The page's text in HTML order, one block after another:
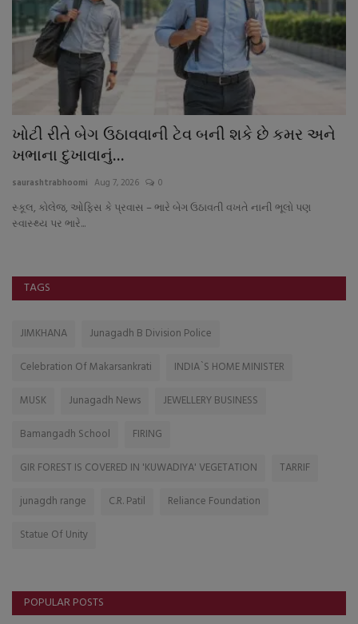
ખોટી રીતે બેગ ઉઠાવવાની ટેવ બની શકે છે કમર અને
ખભાના દુખાવાનું...
saurashtrabhoomi Aug 7, 2026 0
સ્કૂલ, કોલેજ, ઓફિસ કે પ્રવાસ – ભારે બેગ ઉઠાવતી વખતે નાની ભૂલો પણ
સ્વાસ્થ્ય પર ભારે...
TAGS
JIMKHANA
Junagadh B Division Police
Celebration Of Makarsankrati
INDIA`S HOME MINISTER
MUSK
Junagadh News
JEWELLERY BUSINESS
Bamangadh School
FIRING
GIR FOREST IS COVERED IN 'KUWADIYA' VEGETATION
TARRIF
junagdh range
C.R. Patil
Reliance Foundation
Statue Of Unity
POPULAR POSTS